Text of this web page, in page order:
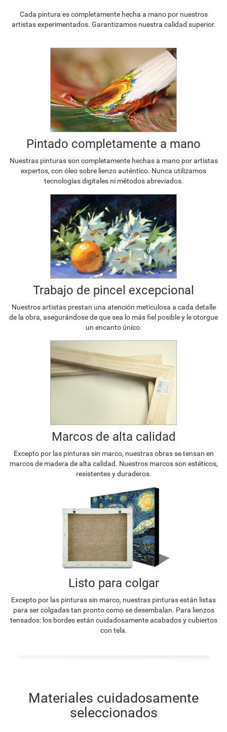
Cada pintura es completamente hecha a mano por nuestros
artistas experimentados. Garantizamos nuestra calidad superior.
Pintado completamente a mano
Nuestras pinturas son completamente hechas a mano por artistas
expertos, con óleo sobre lienzo auténtico. Nunca utilizamos
tecnologías digitales ni métodos abreviados.
Trabajo de pincel excepcional
Nuestros artistas prestan una atención meticulosa a cada detalle
de la obra, asegurándose de que sea lo más fiel posible y le otorgue
un encanto único.
Marcos de alta calidad
Excepto por las pinturas sin marco, nuestras obras se tensan en
marcos de madera de alta calidad. Nuestros marcos son estéticos,
resistentes y duraderos.
Listo para colgar
Excepto por las pinturas sin marco, nuestras pinturas están listas
para ser colgadas tan pronto como se desembalan. Para lienzos
tensados: los bordes están cuidadosamente acabados y cubiertos
con tela.
Materiales cuidadosamente
seleccionados